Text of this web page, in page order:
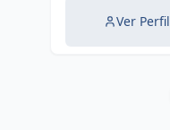
Ver Perfil